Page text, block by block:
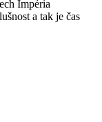
Impéria
a tak je čas